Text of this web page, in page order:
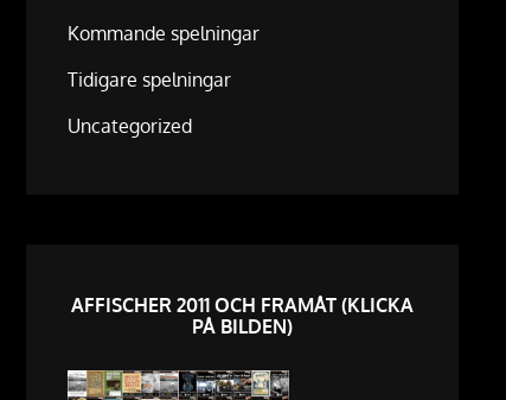
Kommande spelningar
Tidigare spelningar
Uncategorized
AFFISCHER 2011 OCH FRAMÅT (KLICKA
PÅ BILDEN)